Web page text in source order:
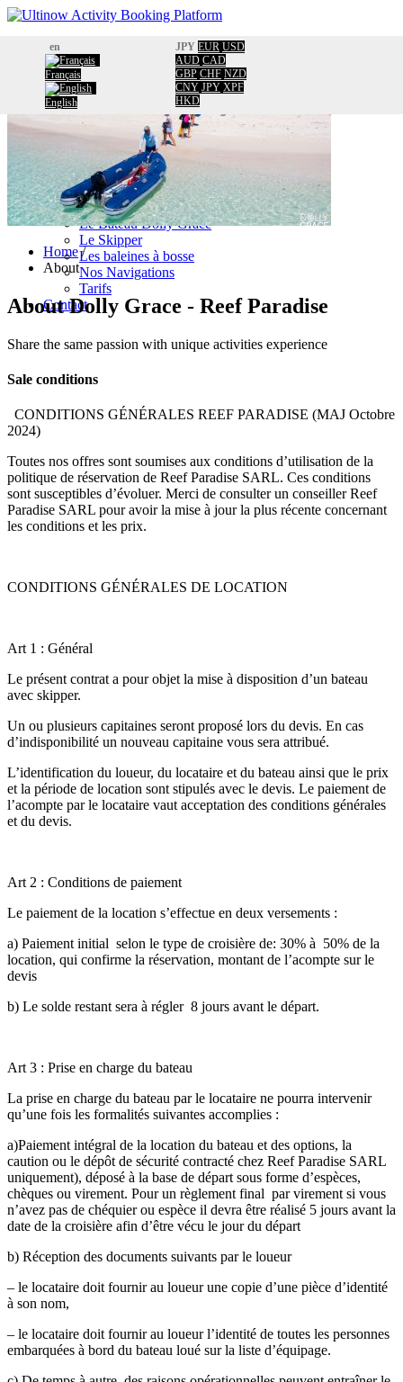
en
Français
English
JPY EUR USD
AUD CAD
GBP CHF NZD
CNY JPY XPF
HKD
Home
Booking
Calendar
Information
Usefull information
Travel New Caldonia
Facebook
TripAdvisor comments
Blog
Une Démarche éco responsable
Le Bateau Dolly Grace
Le Skipper
Les baleines à bosse
Nos Navigations
Tarifs
Contact
Home/
About
AboutDolly Grace - Reef Paradise
Share the same passion with unique activities experience
Sale conditions
CONDITIONS GÉNÉRALES REEF PARADISE (MAJ Octobre
2024)
Toutes nos offres sont soumises aux conditions d’utilisation de la
politique de réservation de Reef Paradise SARL. Ces conditions
sont susceptibles d’évoluer. Merci de consulter un conseiller Reef
Paradise SARL pour avoir la mise à jour la plus récente concernant
les conditions et les prix.
CONDITIONS GÉNÉRALES DE LOCATION
Art 1 : Général
Le présent contrat a pour objet la mise à disposition d’un bateau
avec skipper.
Un ou plusieurs capitaines seront proposé lors du devis. En cas
d’indisponibilité un nouveau capitaine vous sera attribué.
L’identification du loueur, du locataire et du bateau ainsi que le prix
et la période de location sont stipulés avec le devis. Le paiement de
l’acompte par le locataire vaut acceptation des conditions générales
et du devis.
Art 2 : Conditions de paiement
Le paiement de la location s’effectue en deux versements :
a) Paiement initial selon le type de croisière de: 30% à 50% de la
location, qui confirme la réservation, montant de l’acompte sur le
devis
b) Le solde restant sera à régler 8 jours avant le départ.
Art 3 : Prise en charge du bateau
La prise en charge du bateau par le locataire ne pourra intervenir
qu’une fois les formalités suivantes accomplies :
a)Paiement intégral de la location du bateau et des options, la
caution ou le dépôt de sécurité contracté chez Reef Paradise SARL
uniquement), déposé à la base de départ sous forme d’espèces,
chèques ou virement. Pour un règlement final par virement si vous
n’avez pas de chéquier ou espèce il devra être réalisé 5 jours avant la
date de la croisière afin d’être vécu le jour du départ
b) Réception des documents suivants par le loueur
– le locataire doit fournir au loueur une copie d’une pièce d’identité
à son nom,
– le locataire doit fournir au loueur l’identité de toutes les personnes
embarquées à bord du bateau loué sur la liste d’équipage.